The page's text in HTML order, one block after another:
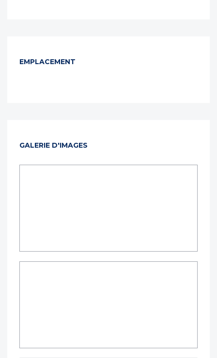
EMPLACEMENT
GALERIE D'IMAGES